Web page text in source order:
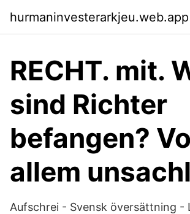
hurmaninvesterarkjeu.web.app
RECHT. mit.
sind Richter
befangen?
allem
Aufschrei - Svensk översättning -